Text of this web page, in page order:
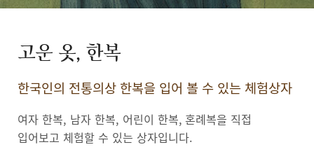
고운 옷, 한복
한국인의 전통의상 한복을 입어 볼 수 있는 체험상자
여자 한복, 남자 한복, 어린이 한복, 혼례복을 직접
입어보고 체험할 수 있는 상자입니다.